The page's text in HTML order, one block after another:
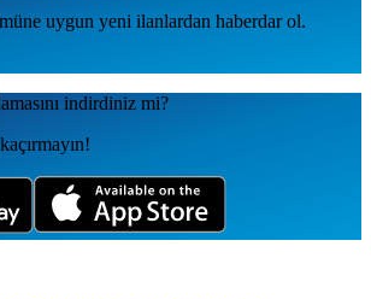
uygun yeni ilanlardan haberdar ol.
indirdiniz mi?